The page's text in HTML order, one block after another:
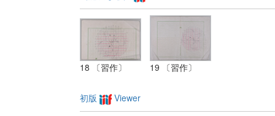
18 〔習作〕 19 〔習作〕
初版 Viewer